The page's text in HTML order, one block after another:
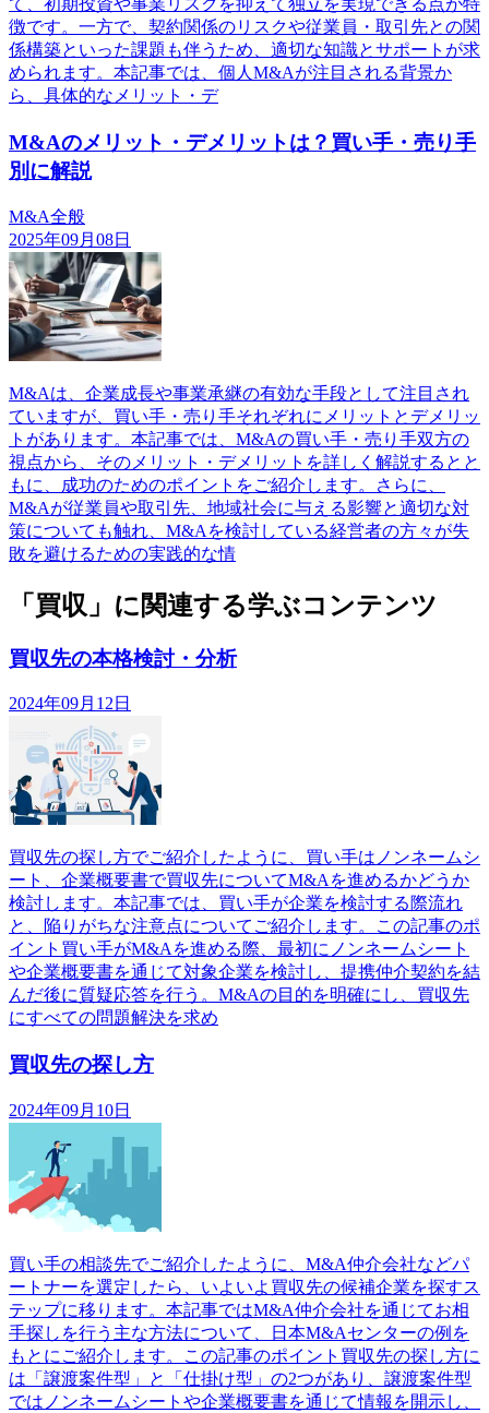
て、初期投資や事業リスクを抑えて独立を実現できる点が特
徴です。一方で、契約関係のリスクや従業員・取引先との関
係構築といった課題も伴うため、適切な知識とサポートが求
められます。本記事では、個人M&Aが注目される背景か
ら、具体的なメリット・デ
M&Aのメリット・デメリットは？買い手・売り手
別に解説
M&A全般
2025年09月08日
M&Aは、企業成長や事業承継の有効な手段として注目され
ていますが、買い手・売り手それぞれにメリットとデメリッ
トがあります。本記事では、M&Aの買い手・売り手双方の
視点から、そのメリット・デメリットを詳しく解説するとと
もに、成功のためのポイントをご紹介します。さらに、
M&Aが従業員や取引先、地域社会に与える影響と適切な対
策についても触れ、M&Aを検討している経営者の方々が失
敗を避けるための実践的な情
「買収」に関連する学ぶコンテンツ
買収先の本格検討・分析
2024年09月12日
買収先の探し方でご紹介したように、買い手はノンネームシ
ート、企業概要書で買収先についてM&Aを進めるかどうか
検討します。本記事では、買い手が企業を検討する際流れ
と、陥りがちな注意点についてご紹介します。この記事のポ
イント買い手がM&Aを進める際、最初にノンネームシート
や企業概要書を通じて対象企業を検討し、提携仲介契約を結
んだ後に質疑応答を行う。M&Aの目的を明確にし、買収先
にすべての問題解決を求め
買収先の探し方
2024年09月10日
買い手の相談先でご紹介したように、M&A仲介会社などパ
ートナーを選定したら、いよいよ買収先の候補企業を探すス
テップに移ります。本記事ではM&A仲介会社を通じてお相
手探しを行う主な方法について、日本M&Aセンターの例を
もとにご紹介します。この記事のポイント買収先の探し方に
は「譲渡案件型」と「仕掛け型」の2つがあり、譲渡案件型
ではノンネームシートや企業概要書を通じて情報を開示し、